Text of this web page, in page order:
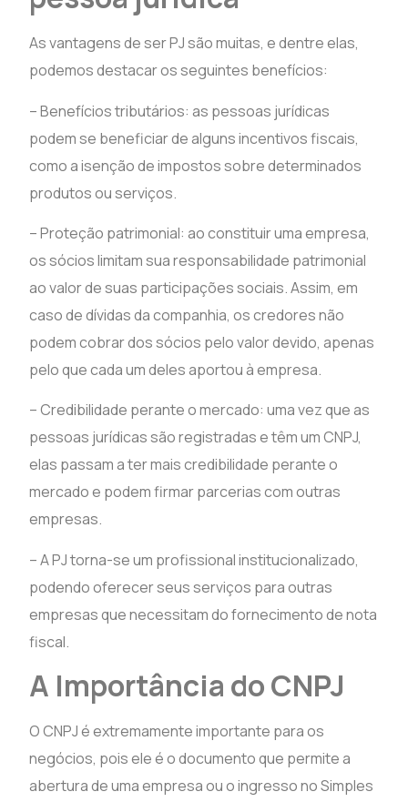
As vantagens de ser PJ são muitas, e dentre elas,
podemos destacar os seguintes benefícios:
– Benefícios tributários: as pessoas jurídicas
podem se beneficiar de alguns incentivos fiscais,
como a isenção de impostos sobre determinados
produtos ou serviços.
– Proteção patrimonial: ao constituir uma empresa,
os sócios limitam sua responsabilidade patrimonial
ao valor de suas participações sociais. Assim, em
caso de dívidas da companhia, os credores não
podem cobrar dos sócios pelo valor devido, apenas
pelo que cada um deles aportou à empresa.
– Credibilidade perante o mercado: uma vez que as
pessoas jurídicas são registradas e têm um CNPJ,
elas passam a ter mais credibilidade perante o
mercado e podem firmar parcerias com outras
empresas.
– A PJ torna-se um profissional institucionalizado,
podendo oferecer seus serviços para outras
empresas que necessitam do fornecimento de nota
fiscal.
A Importância do CNPJ
O CNPJ é extremamente importante para os
negócios, pois ele é o documento que permite a
abertura de uma empresa ou o ingresso no Simples